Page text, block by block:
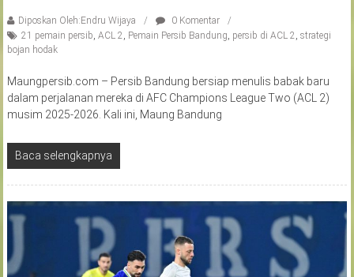
Diposkan Oleh:Endru Wijaya
0 Komentar
21 pemain persib, ACL 2, Pemain Persib Bandung, persib di ACL 2, strategi
bojan hodak
Maungpersib.com – Persib Bandung bersiap menulis babak baru
dalam perjalanan mereka di AFC Champions League Two (ACL 2)
musim 2025-2026. Kali ini, Maung Bandung
Baca selengkapnya